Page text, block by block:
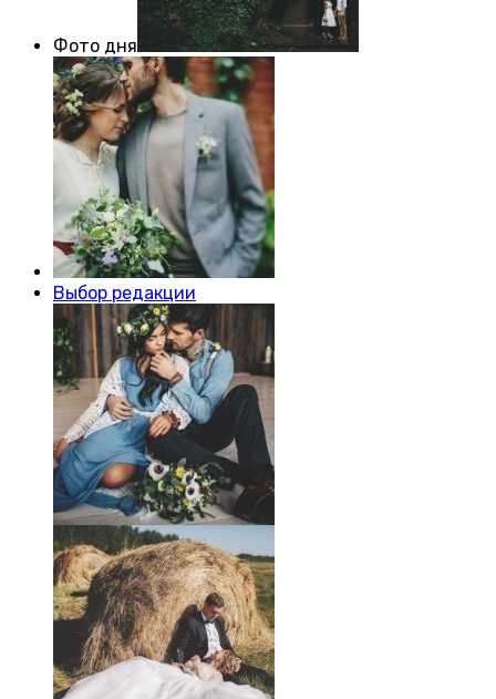
Фото дня
Выбор редакции